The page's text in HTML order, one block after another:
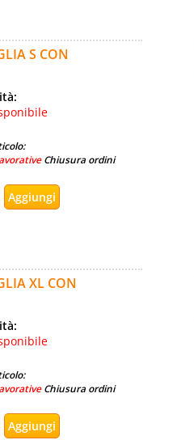
S CON
Chiusura ordini
XL CON
Chiusura ordini